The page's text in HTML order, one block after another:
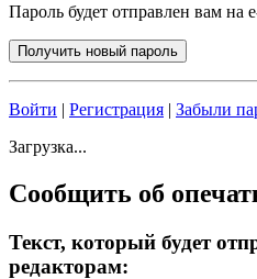
Пароль будет отправлен вам на
Войти | Регистрация | Забыли
Загрузка...
Сообщить об
Текст, который будет
редакторам: